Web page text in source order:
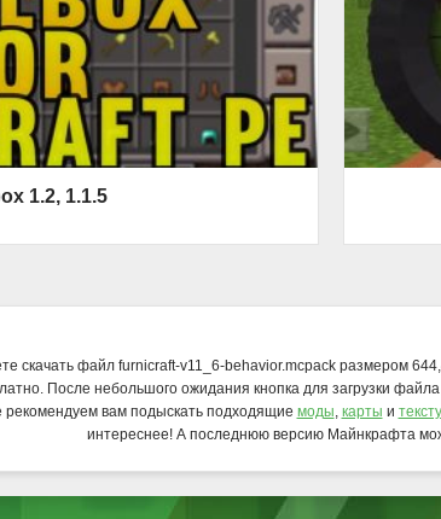
1.2, 1.1.5
скачать файл furnicraft-v11_6-behavior.mcpack размером
После небольшого ожидания кнопка для загрузки
рекомендуем вам подыскать подходящие моды, карты и
интереснее! А последнюю версию Майнкрафта